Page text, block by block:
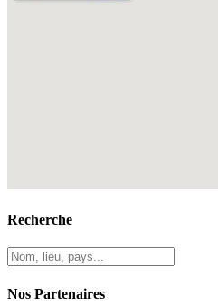
Recherche
Nos Partenaires